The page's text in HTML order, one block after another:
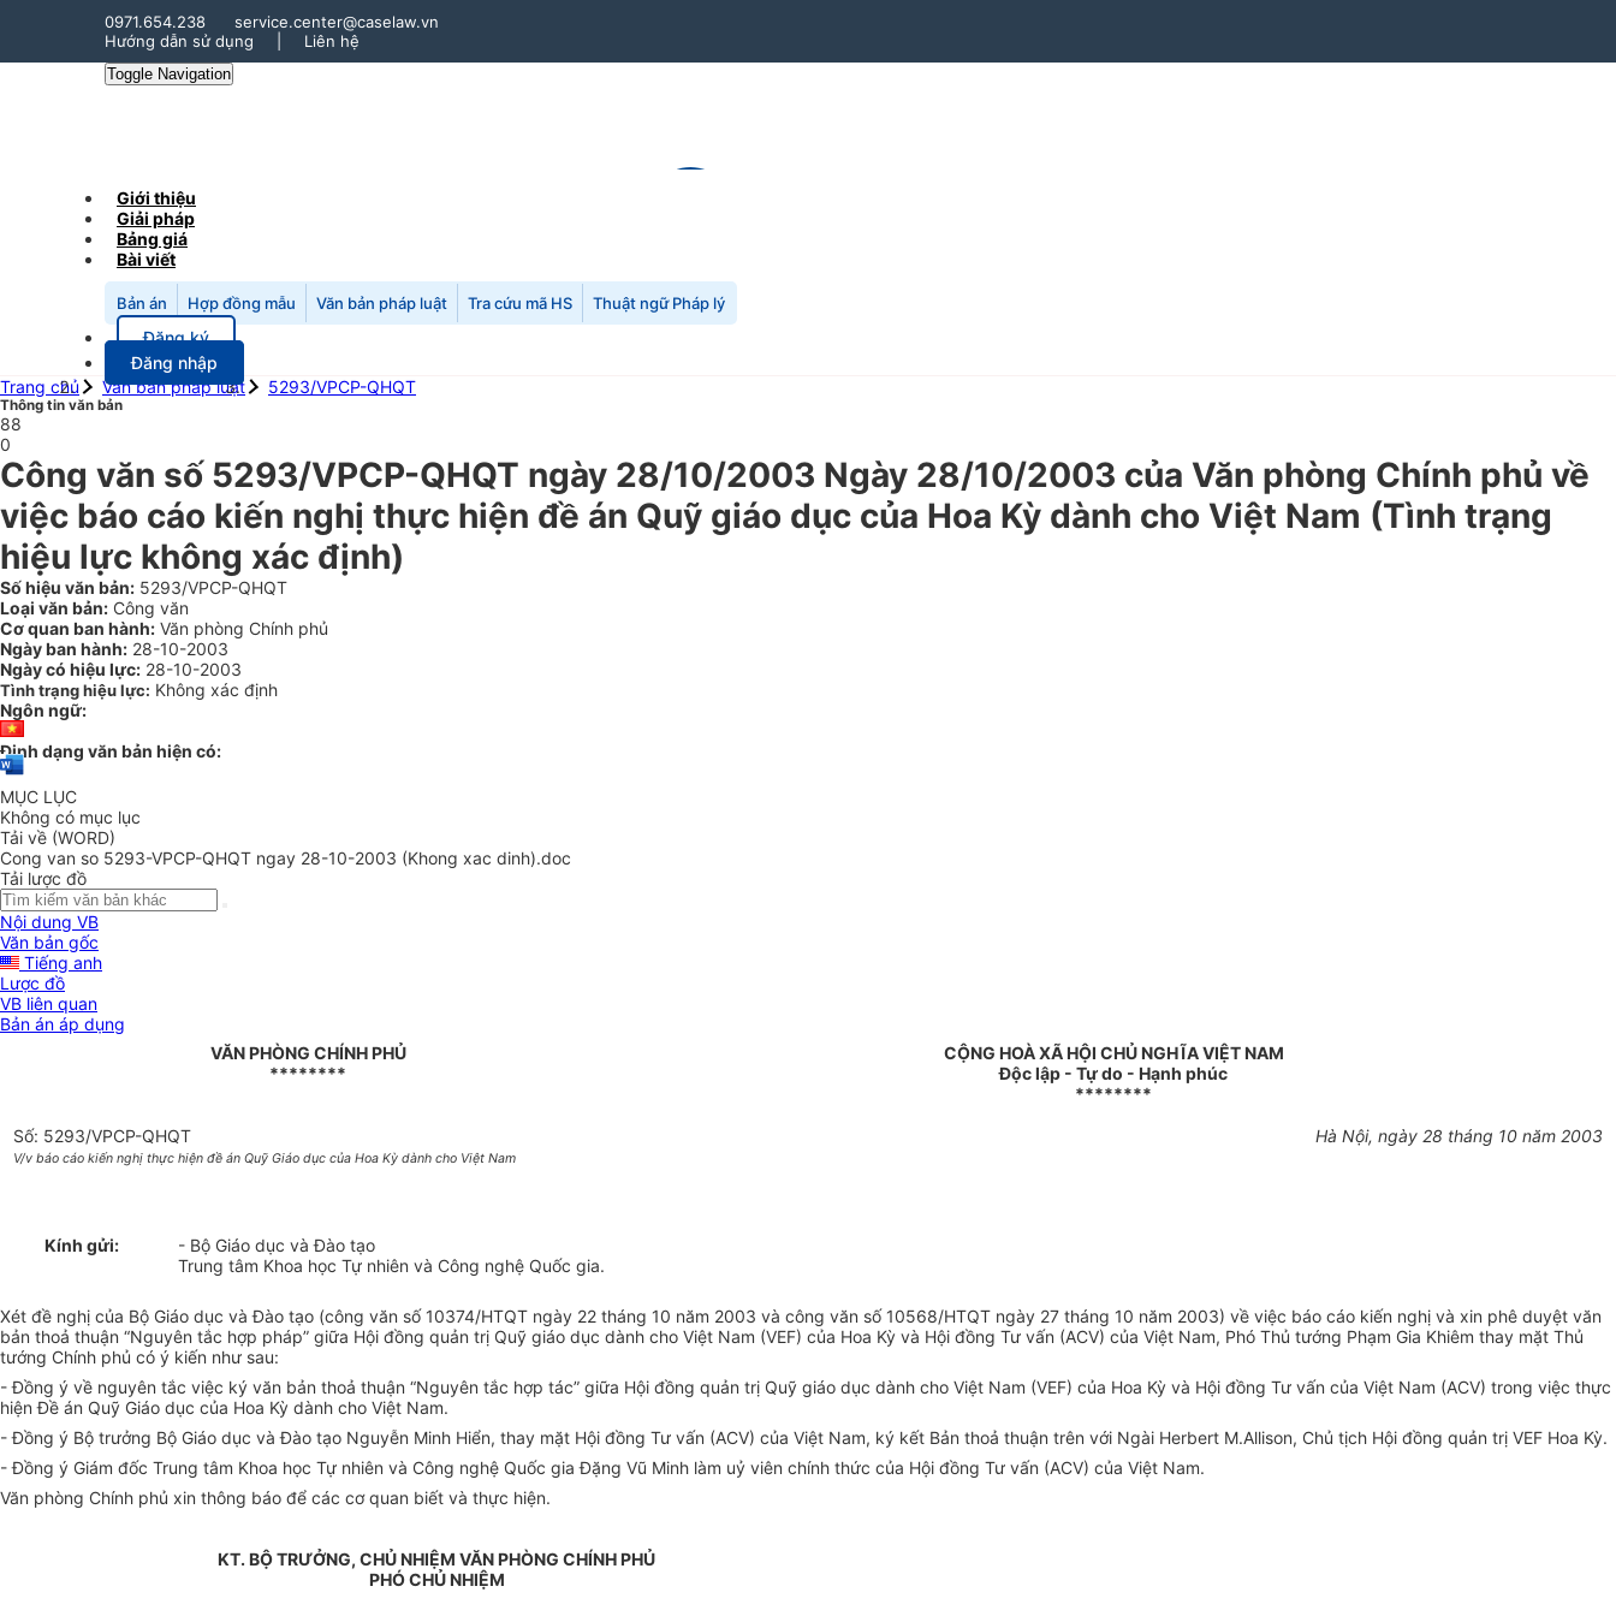
0971.654.238
service.center@caselaw.vn
Hướng dẫn sử dụng
Liên hệ
Toggle Navigation
Giới thiệu
Giải pháp
Bảng giá
Bài viết
Bản án Hợp đồng mẫu Văn bản pháp luật Tra cứu mã HS Thuật ngữ Pháp lý
Đăng ký
Đăng nhập
Trang chủ
Văn bản pháp luật 5293/VPCP-QHQT
Thông tin văn bản
88
0
Công văn số 5293/VPCP-QHQT ngày 28/10/2003 Ngày 28/10/2003 của Văn phòng Chính phủ về
việc báo cáo kiến nghị thực hiện đề án Quỹ giáo dục của Hoa Kỳ dành cho Việt Nam (Tình trạng
hiệu lực không xác định)
Số hiệu văn bản: 5293/VPCP-QHQT
Loại văn bản: Công văn
Cơ quan ban hành: Văn phòng Chính phủ
Ngày ban hành: 28-10-2003
Ngày có hiệu lực: 28-10-2003
Tình trạng hiệu lực: Không xác định
Ngôn ngữ:
Định dạng văn bản hiện có:
MỤC LỤC
Không có mục lục
Tải về (WORD)
Cong van so 5293-VPCP-QHQT ngay 28-10-2003 (Khong xac dinh).doc
Tải lược đồ
Nội dung VB
Văn bản gốc
Tiếng anh
Lược đồ
VB liên quan
Bản án áp dụng
VĂN PHÒNG CHÍNH PHỦ
********
CỘNG HOÀ XÃ HỘI CHỦ NGHĨA VIỆT NAM
Độc lập - Tự do - Hạnh phúc
********
Số: 5293/VPCP-QHQT
V/v báo cáo kiến nghị thực hiện đề án Quỹ Giáo dục của Hoa Kỳ dành cho Việt Nam
Hà Nội, ngày 28 tháng 10 năm 2003
Kính gửi:
- Bộ Giáo dục và Đào tạo
Trung tâm Khoa học Tự nhiên và Công nghệ Quốc gia.
Xét đề nghị của Bộ Giáo dục và Đào tạo (công văn số 10374/HTQT ngày 22 tháng 10 năm 2003 và công văn số 10568/HTQT ngày 27 tháng 10 năm 2003) về việc báo cáo kiến nghị và xin phê duyệt văn
bản thoả thuận “Nguyên tắc hợp pháp” giữa Hội đồng quản trị Quỹ giáo dục dành cho Việt Nam (VEF) của Hoa Kỳ và Hội đồng Tư vấn (ACV) của Việt Nam, Phó Thủ tướng Phạm Gia Khiêm thay mặt Thủ
tướng Chính phủ có ý kiến như sau:
- Đồng ý về nguyên tắc việc ký văn bản thoả thuận “Nguyên tắc hợp tác” giữa Hội đồng quản trị Quỹ giáo dục dành cho Việt Nam (VEF) của Hoa Kỳ và Hội đồng Tư vấn của Việt Nam (ACV) trong việc thực
hiện Đề án Quỹ Giáo dục của Hoa Kỳ dành cho Việt Nam.
- Đồng ý Bộ trưởng Bộ Giáo dục và Đào tạo Nguyễn Minh Hiển, thay mặt Hội đồng Tư vấn (ACV) của Việt Nam, ký kết Bản thoả thuận trên với Ngài Herbert M.Allison, Chủ tịch Hội đồng quản trị VEF Hoa Kỳ.
- Đồng ý Giám đốc Trung tâm Khoa học Tự nhiên và Công nghệ Quốc gia Đặng Vũ Minh làm uỷ viên chính thức của Hội đồng Tư vấn (ACV) của Việt Nam.
Văn phòng Chính phủ xin thông báo để các cơ quan biết và thực hiện.
KT. BỘ TRƯỞNG, CHỦ NHIỆM VĂN PHÒNG CHÍNH PHỦ
PHÓ CHỦ NHIỆM